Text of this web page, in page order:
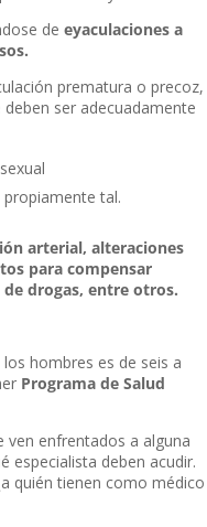
de eyaculaciones a
prematura o precoz,
ser adecuadamente
tal.
arterial, alteraciones
para compensar
drogas, entre otros.
hombres es de seis a
Programa de Salud
ven enfrentados a alguna
especialista deben acudir.
quién tienen como médico